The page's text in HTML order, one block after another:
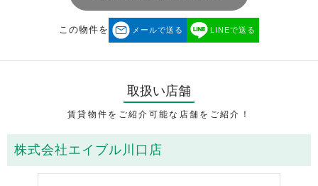
この物件を メールで送る LINEで送る
取扱い店舗
賃貸物件をご紹介可能な店舗をご紹介！
株式会社エイブル川口店